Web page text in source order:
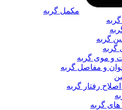
مکمل گربه
گربه
گربه
و موی گربه
و مفاصل گربه
رفتار گربه
گربه